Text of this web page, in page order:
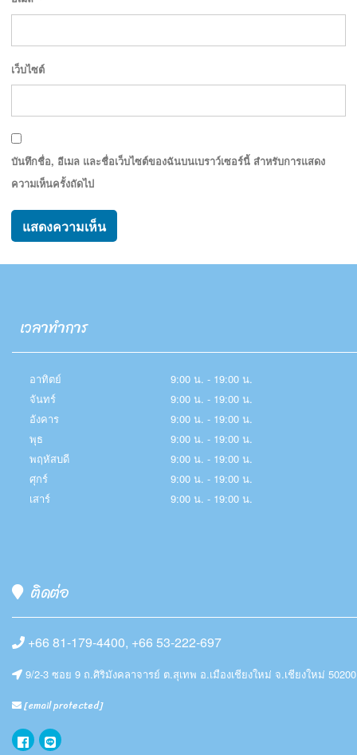
เว็บไซต์
บันทึกชื่อ, อีเมล และชื่อเว็บไซต์ของฉันบนเบราว์เซอร์นี้ สำหรับการแสดง
ความเห็นครั้งถัดไป
เวลาทำการ
อาทิตย์
จันทร์
อังคาร
พุธ
พฤหัสบดี
ศุกร์
เสาร์
9:00 น. - 19:00 น.
9:00 น. - 19:00 น.
9:00 น. - 19:00 น.
9:00 น. - 19:00 น.
9:00 น. - 19:00 น.
9:00 น. - 19:00 น.
9:00 น. - 19:00 น.
ติดต่อ
+66 81-179-4400, +66 53-222-697
9/2-3 ซอย 9 ถ.ศิริมังคลาจารย์ ต.สุเทพ อ.เมืองเชียงใหม่ จ.เชียงใหม่ 50200
[email protected]